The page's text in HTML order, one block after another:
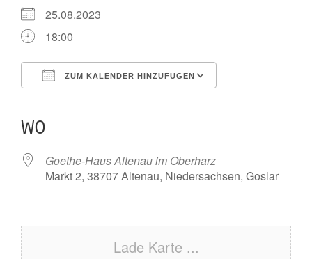
25.08.2023
18:00
ZUM KALENDER HINZUFÜGEN
WO
Goethe-Haus Altenau im Oberharz
Markt 2, 38707 Altenau, Niedersachsen, Goslar
Lade Karte ...